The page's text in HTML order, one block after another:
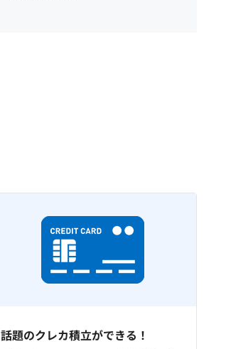
話題のクレカ積立ができる！